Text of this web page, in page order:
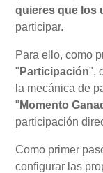
quieres que los
participar.
Para ello, como
" Participación",
la mecánica de
" Momento
participación
Como primer
configurar las